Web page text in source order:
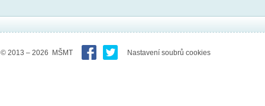
© 2013 – 2026 MŠMT Nastavení soubrů cookies